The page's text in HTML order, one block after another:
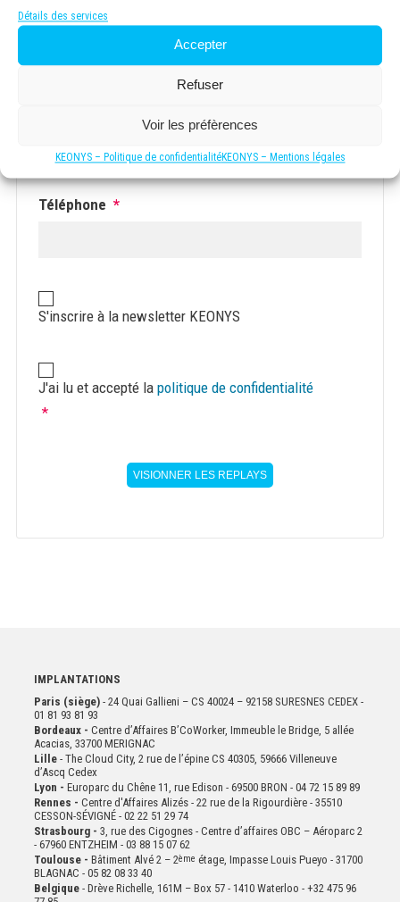
Détails des services
Accepter
Refuser
Voir les préfèrences
KEONYS – Politique de confidentialitéKEONYS – Mentions légales
Nom *
E-mail professionnel
Téléphone *
Newsletter
S'inscrire à la newsletter KEONYS
Consentement
J'ai lu et accepté la politique de confidentialité
*
VISIONNER LES REPLAYS
IMPLANTATIONS
Paris (siège) - 24 Quai Gallieni – CS 40024 – 92158 SURESNES CEDEX -
01 81 93 81 93
Bordeaux - Centre d’Affaires B’CoWorker, Immeuble le Bridge, 5 allée
Acacias, 33700 MERIGNAC
Lille- The Cloud City, 2 rue de l’épine CS 40305, 59666 Villeneuve
d’Ascq Cedex
Lyon - Europarc du Chêne 11, rue Edison - 69500 BRON - 04 72 15 89 89
Rennes - Centre d'Affaires Alizés - 22 rue de la Rigourdière - 35510
CESSON-SÉVIGNÉ - 02 22 51 29 74
Strasbourg - 3, rue des Cigognes - Centre d’affaires OBC – Aéroparc 2
- 67960 ENTZHEIM - 03 88 15 07 62
Toulouse - Bâtiment Alvé 2 – 2ème étage, Impasse Louis Pueyo - 31700
BLAGNAC - 05 82 08 33 40
Belgique- Drève Richelle, 161M – Box 57 - 1410 Waterloo - +32 475 96